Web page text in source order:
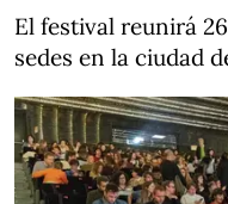
El festival reunirá
sedes en la ciudad